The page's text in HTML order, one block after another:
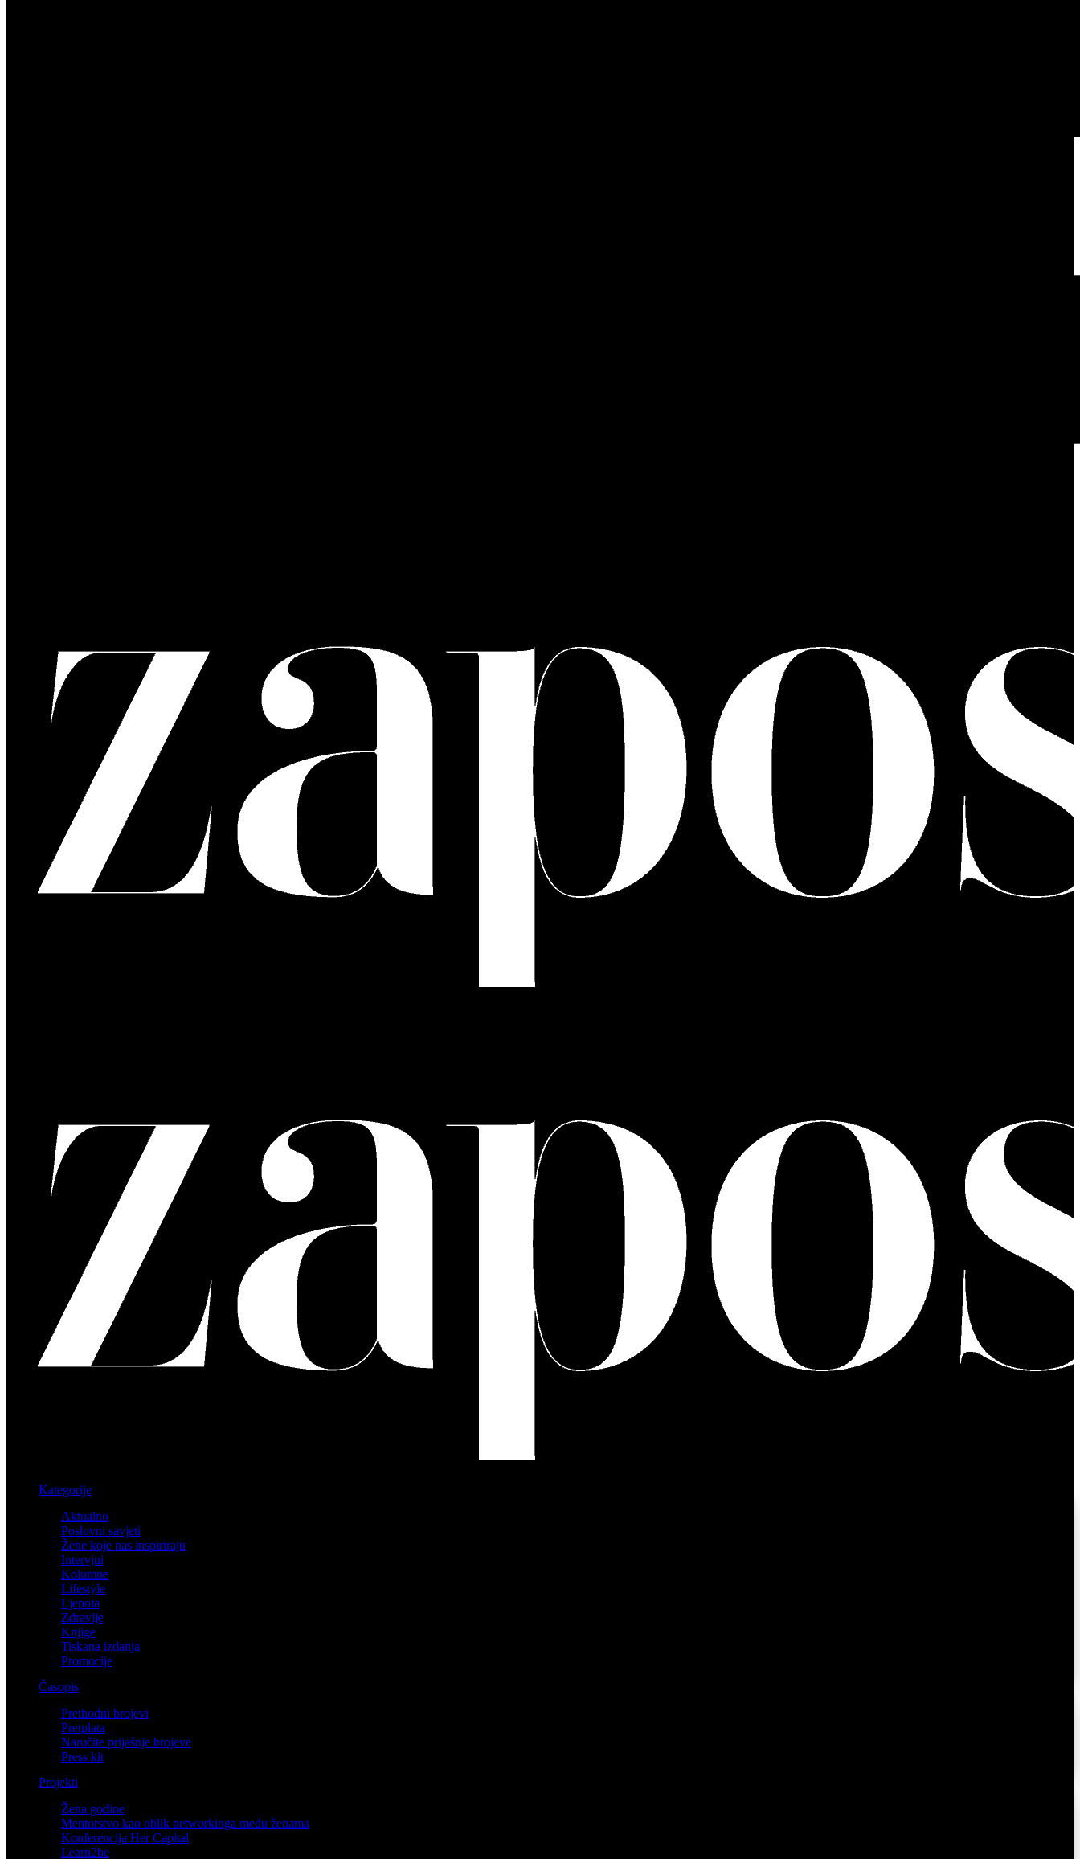
Kategorije
Aktualno
Poslovni savjeti
Žene koje nas inspiriraju
Intervjui
Kolumne
Lifestyle
Ljepota
Zdravlje
Knjige
Tiskana izdanja
Promocije
Časopis
Prethodni brojevi
Pretplata
Naručite prijašnje brojeve
Press kit
Projekti
Žena godine
Mentorstvo kao oblik networkinga među ženama
Konferencija Her Capital
Learn2be